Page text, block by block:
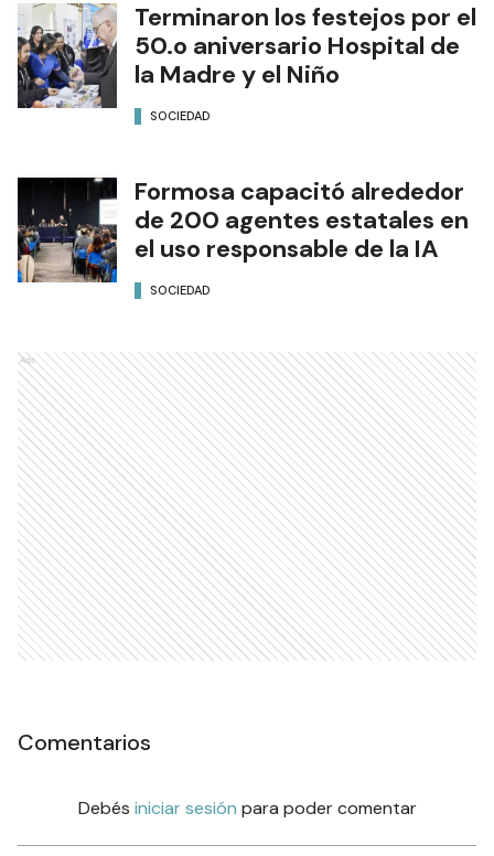
Terminaron los festejos por el
50.o aniversario Hospital de
la Madre y el Niño
SOCIEDAD
Formosa capacitó alrededor
de 200 agentes estatales en
el uso responsable de la IA
SOCIEDAD
Ads
Comentarios
Debés iniciar sesión para poder comentar